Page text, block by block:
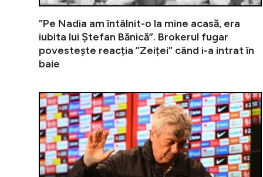
”Pe Nadia am întâlnit-o la mine acasă, era
iubita lui Ștefan Bănică”. Brokerul fugar
povestește reacția ”Zeiței” când i-a intrat în
baie